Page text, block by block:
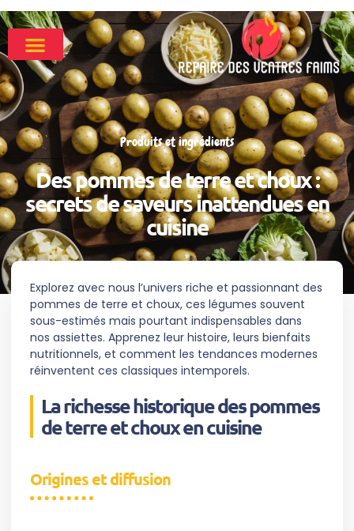
Produits et ingrédients
Des pommes de terre et choux :
secrets de saveurs inattendues en
cuisine
Explorez avec nous l’univers riche et passionnant des
pommes de terre et choux, ces légumes souvent
sous-estimés mais pourtant indispensables dans
nos assiettes. Apprenez leur histoire, leurs bienfaits
nutritionnels, et comment les tendances modernes
réinventent ces classiques intemporels.
La richesse historique des pommes
de terre et choux en cuisine
Origines et diffusion